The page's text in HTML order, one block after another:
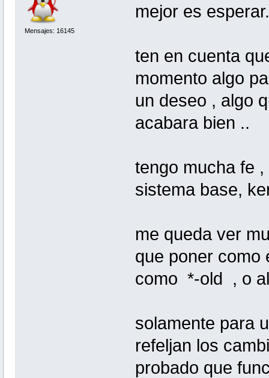
Mensajes: 16145
mejor es esperar.
ten en cuenta
momento algo
un deseo , algo
acabara bien ..
tengo mucha fe
sistema base,
me queda ver
que poner como
como *-old , o
solamente para
refeljan los
probado que